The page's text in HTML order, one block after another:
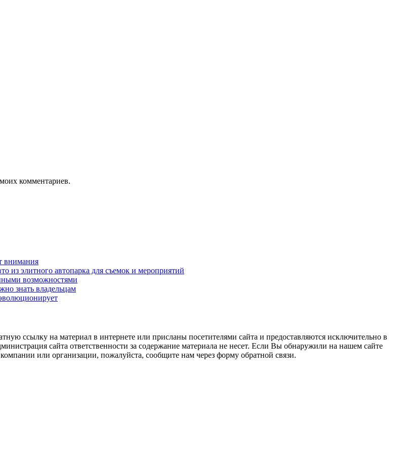
комментариев.
внимания
из элитного автопарка для съемок и мероприятий
возможностями
знать владельцам
ссылку на материал в интернете или присланы посетителями сайта и предоставляются исключительно в
сайта ответственности за содержание материала не несет. Если Вы обнаружили на нашем сайте
или организации, пожалуйста, сообщите нам через форму обратной связи.